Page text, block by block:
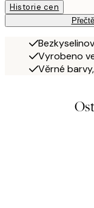
Historie cen
Vyrobeno
Věrné